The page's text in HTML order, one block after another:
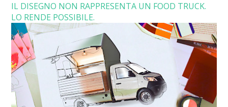
IL DISEGNO NON RAPPRESENTA UN FOOD TRUCK.
LO RENDE POSSIBILE.